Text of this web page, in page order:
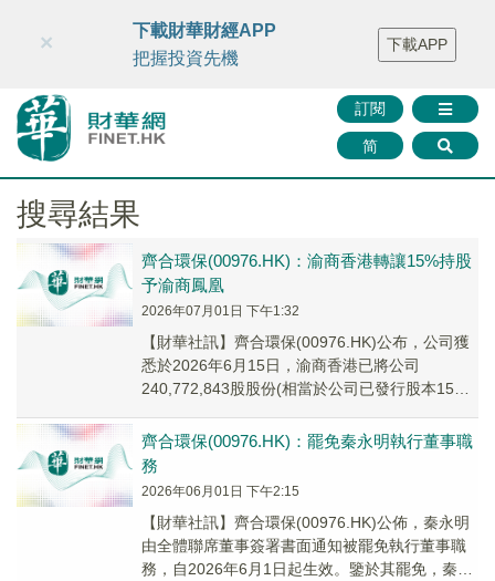
財華智庫網 FINTV FINMETA 財華證券 媒體矩陣
智庫沙龍
聯絡我們
訂閱
简
×
下載財華財經APP
把握投資先機
下載APP
搜尋結果
齊合環保(00976.HK)：渝商香港轉讓15%持股
予渝商鳳凰
2026年07月01日 下午1:32
【財華社訊】齊合環保(00976.HK)公布，公司獲
悉於2026年6月15日，渝商香港已將公司
240,772,843股股份(相當於公司已發行股本15%)
齊合環保(00976.HK)：罷免秦永明執行董事職
務
2026年06月01日 下午2:15
【財華社訊】齊合環保(00976.HK)公佈，秦永明
由全體聯席董事簽署書面通知被罷免執行董事職
務，自2026年6月1日起生效。鑒於其罷免，秦永